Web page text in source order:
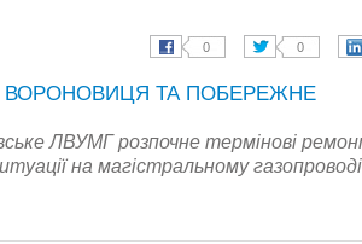
ВОРОНОВИЦЯ ТА ПОБЕРЕЖНЕ
ЛВУМГ розпочне термінові
на магістральному